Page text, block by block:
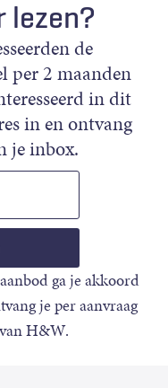
lezen?
de
per 2 maanden
in dit
in en ontvang
je inbox.
ga je akkoord
je per aanvraag
H&W.